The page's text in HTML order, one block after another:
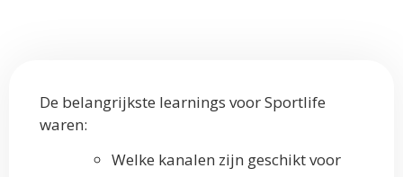
De belangrijkste learnings voor Sportlife
waren:
Welke kanalen zijn geschikt voor